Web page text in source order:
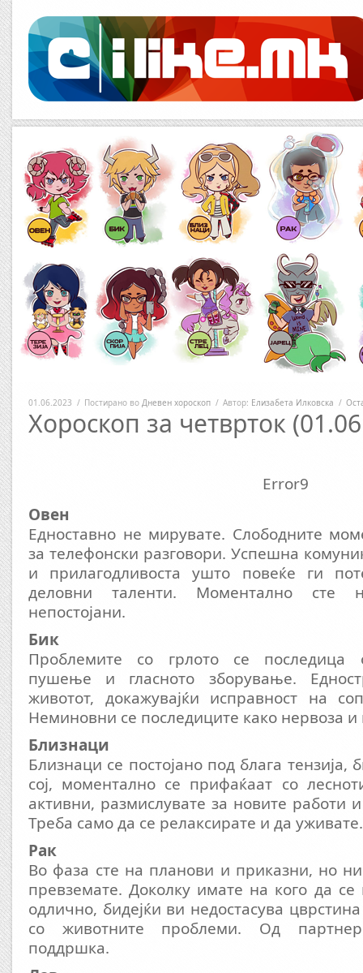
01.06.2023 / Постирано во Дневен хороскоп / Автор: Елизабета Илковска /
Хороскоп за четврток
Error9
Овен
Едноставно не мирувате. Слободните
за телефонски разговори. Успешна
и прилагодливоста ушто повеќе ги
деловни таленти. Моментално сте
непостојани.
Бик
Проблемите со грлото се последица
пушење и гласното зборување.
животот, докажувајќи исправност на
Неминовни се последиците како нервоза и
Близнаци
Близнаци се постојано под блага тензија,
сој, моментално се прифаќаат со
активни, размислувате за новите работи
Треба само да се релаксирате и да уживате.
Рак
Во фаза сте на планови и приказни, но
превземате. Доколку имате на кого да се
одлично, бидејќи ви недостасува
со животните проблеми. Од
поддршка.